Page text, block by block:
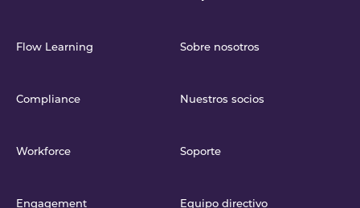
Flow Learning
Compliance
Workforce
Engagement
Sobre nosotros
Nuestros socios
Soporte
Equipo directivo